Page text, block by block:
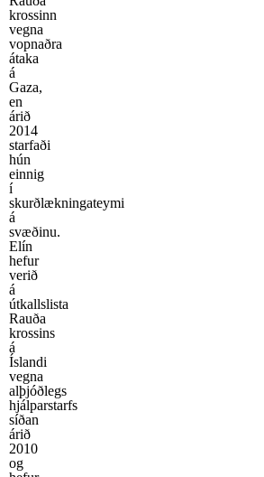
krossinn
vegna
vopnaðra
átaka
á
Gaza,
en
árið
2014
starfaði
hún
einnig
í
skurðlækningateymi
á
svæðinu.
Elín
hefur
verið
á
útkallslista
Rauða
krossins
á
Íslandi
vegna
alþjóðlegs
hjálparstarfs
síðan
árið
2010
og